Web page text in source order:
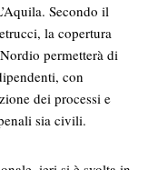
Secondo il
la copertura
permetterà di
con
dei processi e
sia civili.